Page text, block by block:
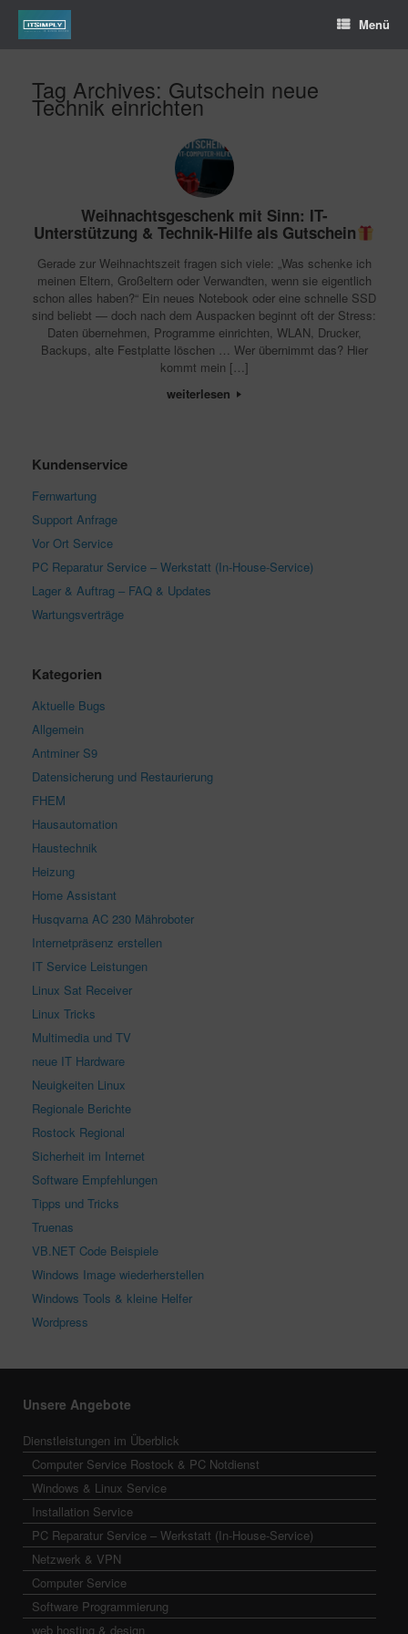
Menü
Tag Archives: Gutschein neue
Technik einrichten
Weihnachtsgeschenk mit Sinn: IT-
Unterstützung & Technik-Hilfe als Gutschein
Gerade zur Weihnachtszeit fragen sich viele: „Was schenke ich
meinen Eltern, Großeltern oder Verwandten, wenn sie eigentlich
schon alles haben?“ Ein neues Notebook oder eine schnelle SSD
sind beliebt — doch nach dem Auspacken beginnt oft der Stress:
Daten übernehmen, Programme einrichten, WLAN, Drucker,
Backups, alte Festplatte löschen … Wer übernimmt das? Hier
kommt mein […]
weiterlesen
Kundenservice
Fernwartung
Support Anfrage
Vor Ort Service
PC Reparatur Service – Werkstatt (In-House-Service)
Lager & Auftrag – FAQ & Updates
Wartungsverträge
Kategorien
Aktuelle Bugs
Allgemein
Antminer S9
Datensicherung und Restaurierung
FHEM
Hausautomation
Haustechnik
Heizung
Home Assistant
Husqvarna AC 230 Mähroboter
Internetpräsenz erstellen
IT Service Leistungen
Linux Sat Receiver
Linux Tricks
Multimedia und TV
neue IT Hardware
Neuigkeiten Linux
Regionale Berichte
Rostock Regional
Sicherheit im Internet
Software Empfehlungen
Tipps und Tricks
Truenas
VB.NET Code Beispiele
Windows Image wiederherstellen
Windows Tools & kleine Helfer
Wordpress
Unsere Angebote
Dienstleistungen im Überblick
Computer Service Rostock & PC Notdienst
Windows & Linux Service
Installation Service
PC Reparatur Service – Werkstatt (In-House-Service)
Netzwerk & VPN
Computer Service
Software Programmierung
web hosting & design